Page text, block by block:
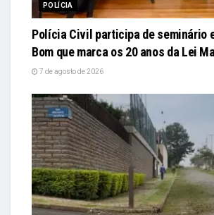
POLÍCIA
Polícia Civil participa de seminário
Bom que marca os 20 anos da Lei
7 de agosto de 2026